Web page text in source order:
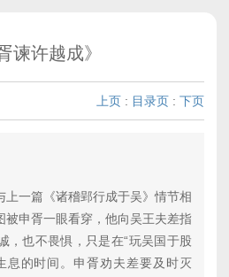
谏许越成》
上页 : 目录页 : 下页
一篇《诸稽郢行成于吴》情节相
被申胥一眼看穿，他向吴王夫差指
，也不畏惧，只是在“玩吴国于股
息的时间。申胥劝夫差要及时灭